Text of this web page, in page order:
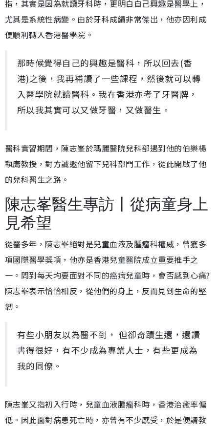
指，其實是因為就讀牙科時，更明白自己興趣是醫學上，
尤其是系統性病變。由於牙科成績非常傑出，他亦因利成
便順利轉入香港醫學院。
那時候覺得自己的興趣是醫科，所以回去(香
港)之後，我再補讀了一些課程，然後就可以轉
入醫學院就讀醫科。我在香港亦考了牙醫牌，
所以我其實可以又做牙醫，又做醫生。
醫科實習期間，陳志峯於瑪麗醫院兒科部遇到他的伯樂楊
執庸教授，對方誠邀他留下兒科部門工作，從此開啟了他
的兒科醫生之路。
陳志峯醫生專訪丨從病童身上
見希望
從醫多年，陳志峯絕對是兒童血液及腫瘤科權威，曾獲多
項國際醫學獎項，他亦是香港兒童醫院成立重要推手之
一。問到每天均要面對不同的癌病兒童時，會否感到心痛?
陳志峯表示恰恰相反，從他們的身上，反而見到生命的堅
韌。
有些小朋友以為醫不到， 但卻奇蹟生還，還讀
書得很好，有不少成為專業人士，有些更成為
我的同僚。
陳志峯又指初入行時，兒童血液腫瘤科時，香港治癒率偏
低。因此面對病患死亡時，亦曾有不少感受，於是便請教